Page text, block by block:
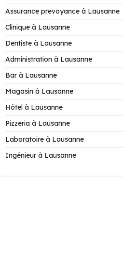
Assurance prevoyance à Lausanne
Clinique à Lausanne
Dentiste à Lausanne
Administration à Lausanne
Bar à Lausanne
Magasin à Lausanne
Hôtel à Lausanne
Pizzeria à Lausanne
Laboratoire à Lausanne
Ingénieur à Lausanne